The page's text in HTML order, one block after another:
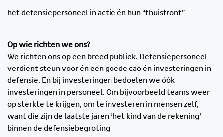
het defensiepersoneel in actie én hun “thuisfront”
Op wie richten we ons?
We richten ons op een breed publiek. Defensiepersoneel
verdient steun voor én een goede cao én investeringen in
defensie. En bij investeringen bedoelen we óók
investeringen in personeel. Om bijvoorbeeld teams weer
op sterkte te krijgen, om te investeren in mensen zelf,
want die zijn de laatste jaren ‘het kind van de rekening’
binnen de defensiebegroting.